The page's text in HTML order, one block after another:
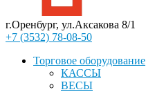
г.Оренбург, ул.Аксакова 8/1
+7 (3532) 78-08-50
Торговое оборудование
КАССЫ
ВЕСЫ